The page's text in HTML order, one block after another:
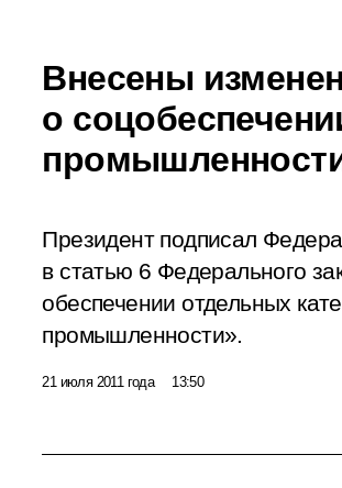
Внесены
о
Президент подписал
в статью 6 Федерального
обеспечении отдельных
промышленности».
21 июля 2011 года 13:50